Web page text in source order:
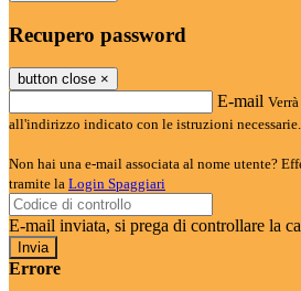
Recupero password
button close ×
E-mail
all'indirizzo indicato con le istruzioni necessarie.
Non hai una e-mail associata al nome utente?
tramite la Login Spaggiari
E-mail inviata, si prega di controllare la
Errore